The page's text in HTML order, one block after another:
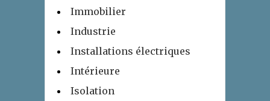
Immobilier
Industrie
Installations électriques
Intérieure
Isolation